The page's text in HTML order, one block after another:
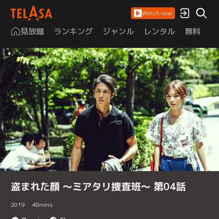
Watch now
見放題 ランキング ジャンル レンタル 無料
盗まれた顔 ～ミアタリ捜査班～ 第04話
2019 48mins